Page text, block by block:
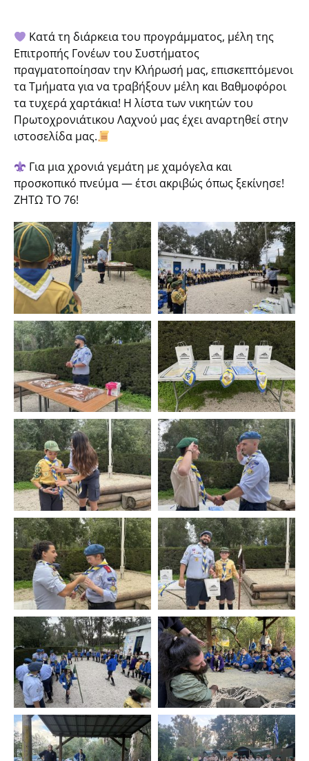
Κατά τη διάρκεια του προγράμματος, μέλη της
Επιτροπής Γονέων του Συστήματος
πραγματοποίησαν την Κλήρωσή μας, επισκεπτόμενοι
τα Τμήματα για να τραβήξουν μέλη και Βαθμοφόροι
τα τυχερά χαρτάκια! Η λίστα των νικητών του
Πρωτοχρονιάτικου Λαχνού μας έχει αναρτηθεί στην
ιστοσελίδα μας.
Για μια χρονιά γεμάτη με χαμόγελα και
προσκοπικό πνεύμα —έτσι ακριβώς όπως ξεκίνησε!
ΖΗΤΩ ΤΟ 76!